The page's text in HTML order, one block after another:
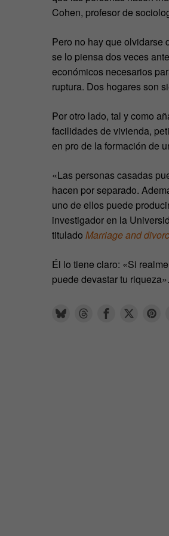
Cohen, profesor de
Pero no hay que olvidarse
se lo piensa dos veces
económicos necesarios
ruptura. Dos hogares son
Por otro lado, tal y como
facilidades de vivienda,
en pro de la formación de
«Las personas casadas
hacen por separado.
uno de ellos puede
investigador en la
titulado Marriage and
Él lo tiene claro: «Si
puede devastar tu riqueza».